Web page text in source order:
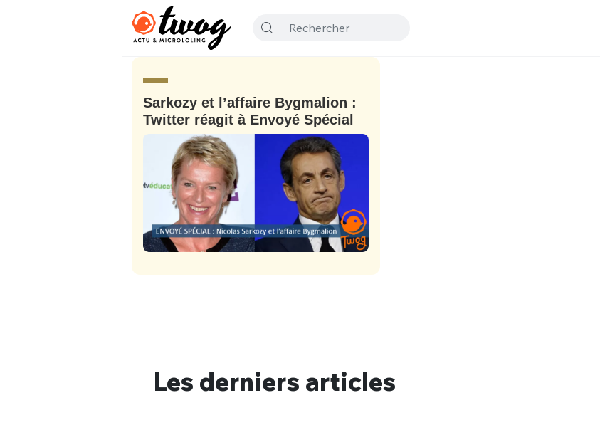
Sarkozy et l’affaire Bygmalion :
Twitter réagit à Envoyé Spécial
Les derniers articles